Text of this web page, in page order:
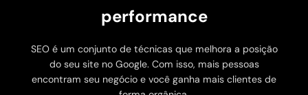
performance
SEO é um conjunto de técnicas que melhora a posição
do seu site no Google. Com isso, mais pessoas
encontram seu negócio e você ganha mais clientes de